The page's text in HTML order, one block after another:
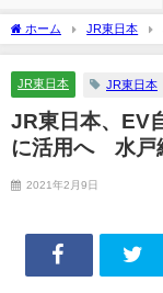
ホーム JR東日本
へ 水戸線・常磐線で導入
JR東日本 JR東日本
JR東日本、EV
に活用へ 水戸
2021年2月9日